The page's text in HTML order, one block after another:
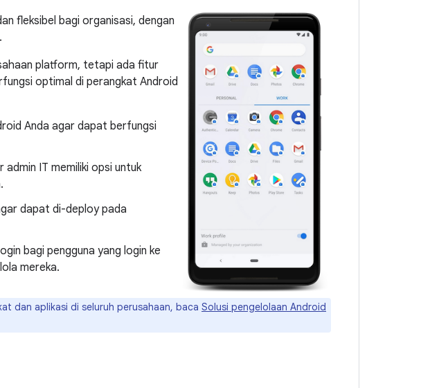
fleksibel bagi organisasi, dengan
platform, tetapi ada fitur
optimal di perangkat Android
Anda agar dapat berfungsi
admin IT memiliki opsi untuk
dapat di-deploy pada
bagi pengguna yang login ke
mereka.
dan aplikasi di seluruh perusahaan, baca Solusi pengelolaan Android